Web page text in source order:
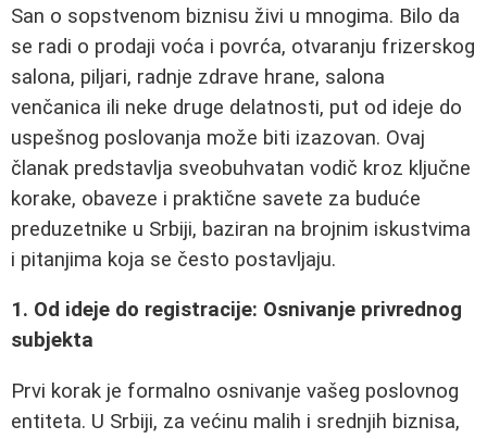
San o sopstvenom biznisu živi u mnogima. Bilo da
se radi o prodaji voća i povrća, otvaranju frizerskog
salona, piljari, radnje zdrave hrane, salona
venčanica ili neke druge delatnosti, put od ideje do
uspešnog poslovanja može biti izazovan. Ovaj
članak predstavlja sveobuhvatan vodič kroz ključne
korake, obaveze i praktične savete za buduće
preduzetnike u Srbiji, baziran na brojnim iskustvima
i pitanjima koja se često postavljaju.
1. Od ideje do registracije: Osnivanje privrednog
subjekta
Prvi korak je formalno osnivanje vašeg poslovnog
entiteta. U Srbiji, za većinu malih i srednjih biznisa,